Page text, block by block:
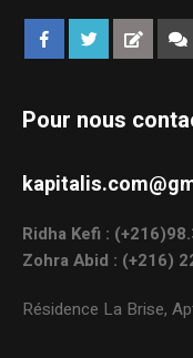
Pour nous
Ridha Kefi :
Zohra Abid : (+216)
Résidence La Brise,